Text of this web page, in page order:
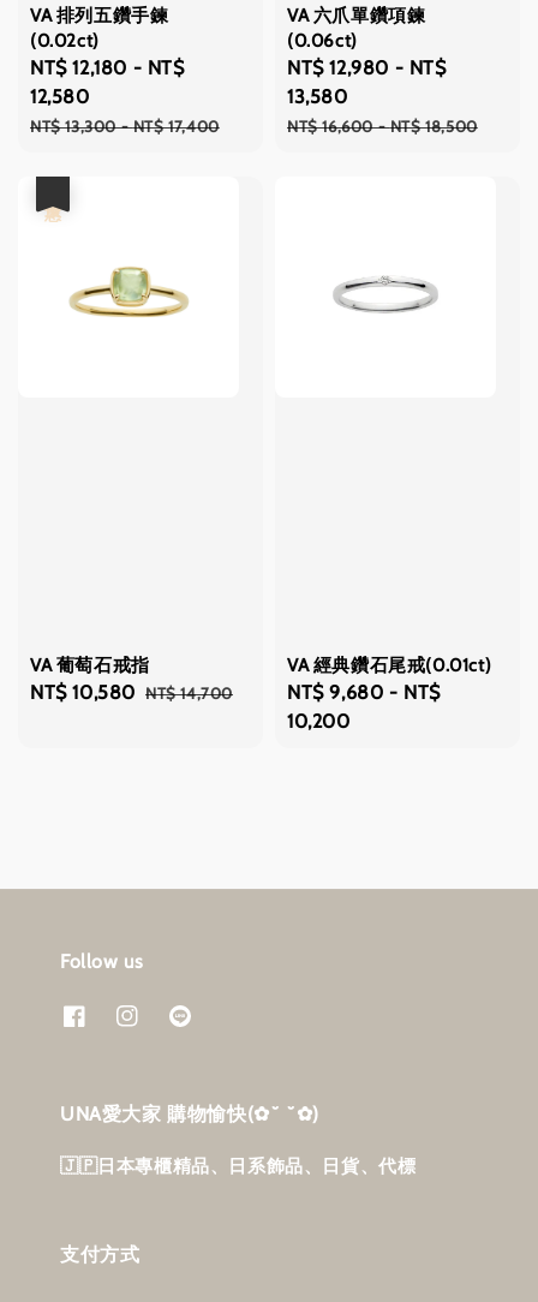
VA 排列五鑽手鍊
(0.02ct)
Sale
price
NT$ 12,180 - NT$
12,580
Regular
NT$ 13,300-NT$ 17,400
VA 六爪單鑽項鍊
(0.06ct)
Sale
price
NT$ 12,980 - NT$
13,580
Regular
NT$ 16,600-NT$ 18,500
VA 葡萄石戒指
Sale
NT$ 10,580 Regular
NT$ 14,700
VA 經典鑽石尾戒(0.01ct)
Regular
price
NT$ 9,680 - NT$
10,200
Follow us
UNA愛大家 購物愉快‎(✿˘ ˘✿)
🇯🇵日本專櫃精品、日系飾品、日貨、代標
支付方式